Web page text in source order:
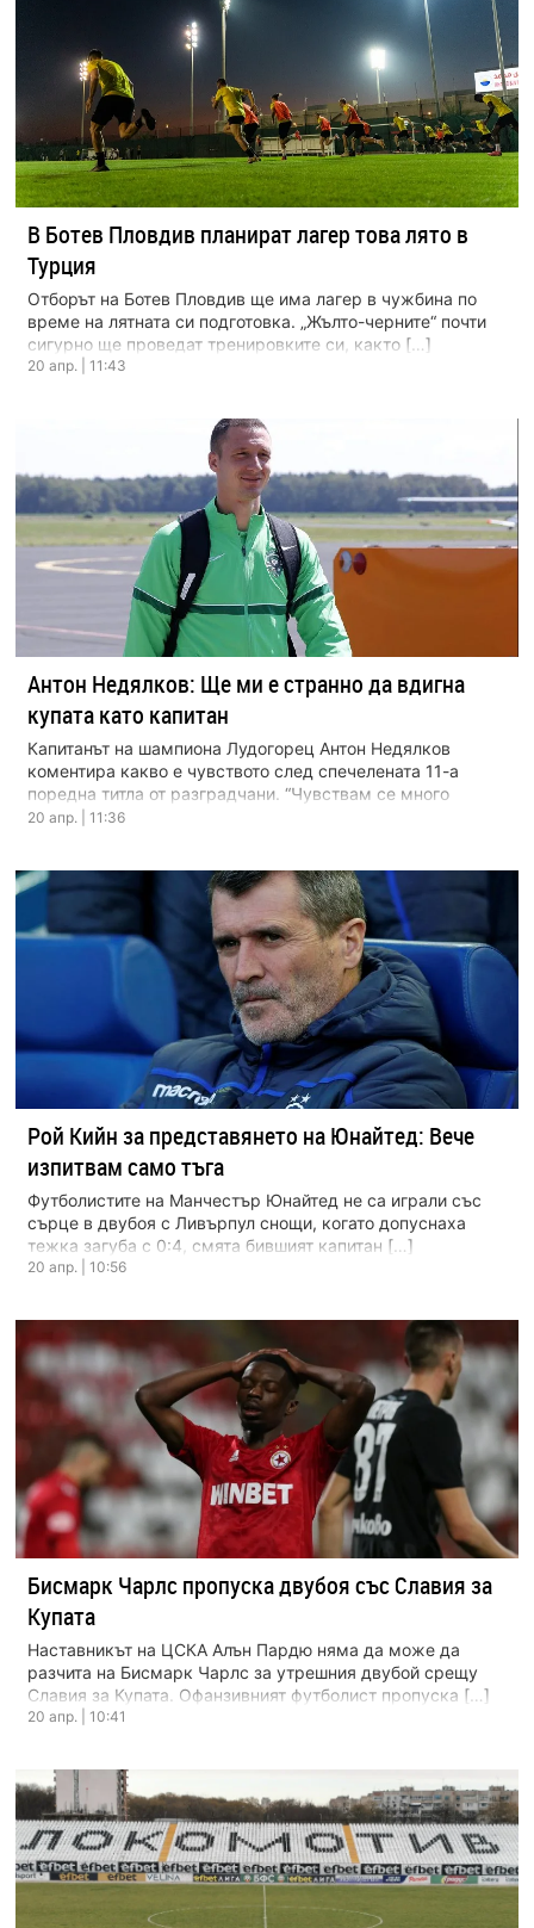
В Ботев Пловдив планират лагер това лято в
Турция
Отборът на Ботев Пловдив ще има лагер в чужбина по
време на лятната си подготовка. „Жълто-черните“ почти
сигурно ще проведат тренировките си, както […]
20 апр. | 11:43
Антон Недялков: Ще ми е странно да вдигна
купата като капитан
Капитанът на шампиона Лудогорец Антон Недялков
коментира какво е чувството след спечелената 11-а
поредна титла от разградчани. “Чувствам се много
добре. Супер е […]
20 апр. | 11:36
Рой Кийн за представянето на Юнайтед: Вече
изпитвам само тъга
Футболистите на Манчестър Юнайтед не са играли със
сърце в двубоя с Ливърпул снощи, когато допуснаха
тежка загуба с 0:4, смята бившият капитан […]
20 апр. | 10:56
Бисмарк Чарлс пропуска двубоя със Славия за
Купата
Наставникът на ЦСКА Алън Пардю няма да може да
разчита на Бисмарк Чарлс за утрешния двубой срещу
Славия за Купата. Офанзивният футболист пропуска […]
20 апр. | 10:41